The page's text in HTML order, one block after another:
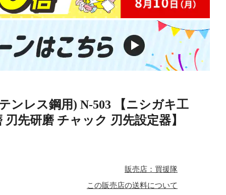
ンレス鋼用) N-503 【ニシガキ工
先研磨 チャック 刃先設定器】
販売店：買援隊
この販売店の送料について